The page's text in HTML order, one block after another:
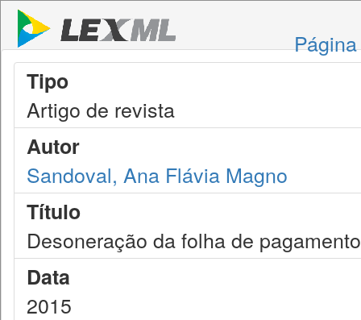
Tipo
Artigo de revista
Autor
Sandoval, Ana Flávia Magno
Título
Desoneração da folha de pagamento
Data
2015